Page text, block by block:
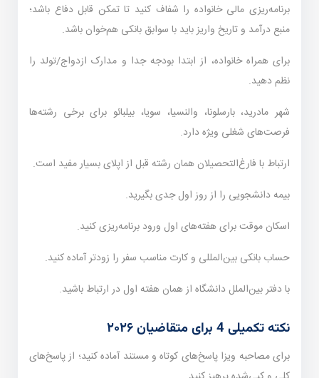
برنامه‌ریزی مالی خانواده را شفاف کنید تا تمکن قابل دفاع باشد؛
منبع درآمد و تاریخ واریز باید با سوابق بانکی هم‌خوان باشد.
برای همراه خانواده، از ابتدا بودجه جدا و مدارک ازدواج/تولد را
نظم دهید.
شهر مادرید، بارسلونا، والنسیا، سویا، بیلبائو برای برخی رشته‌ها
فرصت‌های شغلی ویژه دارد.
ارتباط با فارغ‌التحصیلان همان رشته قبل از اپلای بسیار مفید است.
بیمه دانشجویی را از روز اول جدی بگیرید.
اسکان موقت برای هفته‌های اول ورود برنامه‌ریزی کنید.
حساب بانکی بین‌المللی و کارت مناسب سفر را زودتر آماده کنید.
با دفتر بین‌الملل دانشگاه از همان هفته اول در ارتباط باشید.
نکته تکمیلی 4 برای متقاضیان ۲۰۲۶
برای مصاحبه ویزا پاسخ‌های کوتاه و مستند آماده کنید؛ از پاسخ‌های